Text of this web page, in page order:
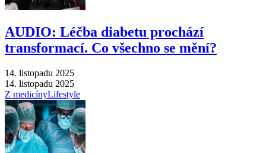
AUDIO: Léčba diabetu prochází
transformací. Co všechno se mění?
14. listopadu 2025
14. listopadu 2025
Z medicínyLifestyle